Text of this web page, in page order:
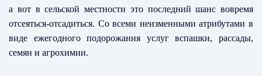
а вот в сельской местности это последний шанс вовремя
отсеяться-отсадиться. Со всеми неизменными атрибутами в
виде ежегодного подорожания услуг вспашки, рассады,
семян и агрохимии.